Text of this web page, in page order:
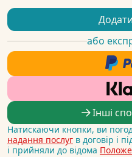
або
Інші
Натискаючи кнопки, ви
надання послуг в договір і
і прийняли до відома